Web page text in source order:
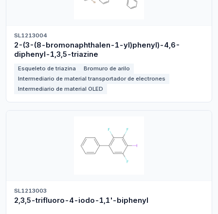
SL1213004
2-(3-(8-bromonaphthalen-1-yl)phenyl)-4,6-
diphenyl-1,3,5-triazine
Esqueleto de triazina
Bromuro de arilo
Intermediario de material transportador de electrones
Intermediario de material OLED
SL1213003
2,3,5-trifluoro-4-iodo-1,1'-biphenyl